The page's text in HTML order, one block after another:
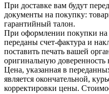
При доставке вам будут
документы на покупку:
гарантийный талон.
При оформлении покупки на
переданы счет-фактура и
поставить печать вашей
оригинальную доверенность
Цена, указанная в
является окончательной,
корректировки цены.